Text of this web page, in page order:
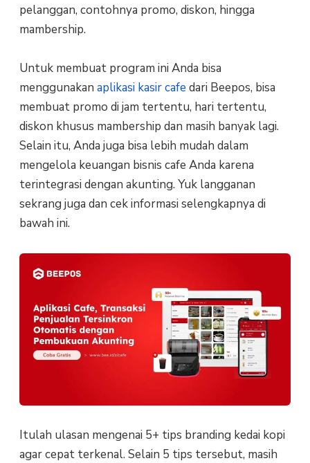
pelanggan, contohnya promo, diskon, hingga
mambership.
Untuk membuat program ini Anda bisa
menggunakan aplikasi kasir cafe dari Beepos, bisa
membuat promo di jam tertentu, hari tertentu,
diskon khusus mambership dan masih banyak lagi.
Selain itu, Anda juga bisa lebih mudah dalam
mengelola keuangan bisnis cafe Anda karena
terintegrasi dengan akunting. Yuk langganan
sekrang juga dan cek informasi selengkapnya di
bawah ini.
Itulah ulasan mengenai 5+ tips branding kedai kopi
agar cepat terkenal. Selain 5 tips tersebut, masih